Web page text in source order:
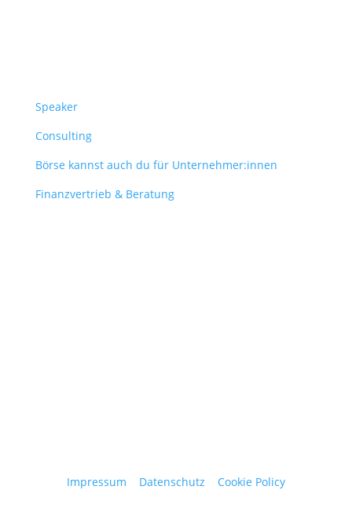
Speaker
Consulting
Börse kannst auch du für Unternehmer:innen
Finanzvertrieb & Beratung
Impressum Datenschutz Cookie Policy